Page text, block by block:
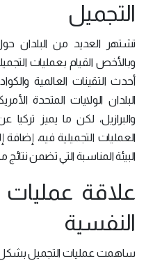
التجميل
تشتهر العديد من البلدان
وبالأخص القيام بعمليات
أحدث التقينات العالمية
البلدان الولايات المتحدة
والبرازيل، لكن ما يميز
العمليات التجميلية فيه، إضافة
البيئة المناسبة التي تضمن
علاقة
النفسية
ساهمت عمليات التجميل بشكل